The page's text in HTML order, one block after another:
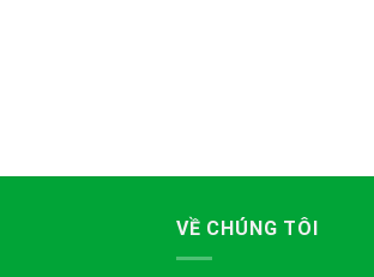
VỀ CHÚNG TÔI